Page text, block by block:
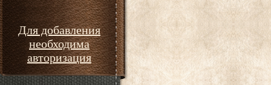
Для добавления
необходима
авторизация